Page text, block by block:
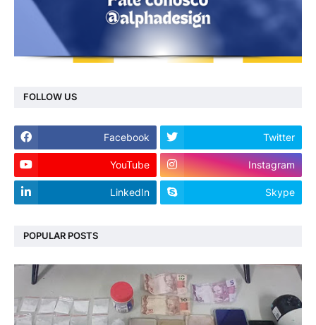
FOLLOW US
Facebook Twitter
YouTube Instagram
LinkedIn Skype
POPULAR POSTS